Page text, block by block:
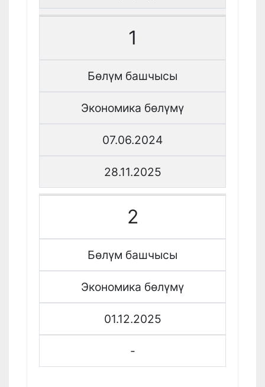
1
Бөлүм башчысы
Экономика бөлүмү
07.06.2024
28.11.2025
2
Бөлүм башчысы
Экономика бөлүмү
01.12.2025
-